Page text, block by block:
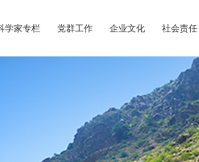
学家专栏 党群工作 企业文化 社会责任